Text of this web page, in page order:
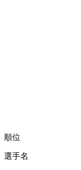
順位
選手名